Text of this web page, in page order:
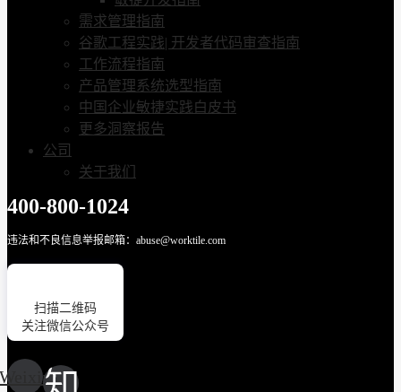
需求管理指南
谷歌工程实践| 开发者代码审查指南
工作流程指南
产品管理系统选型指南
中国企业敏捷实践白皮书
更多洞察报告
公司
关于我们
400-800-1024
违法和不良信息举报邮箱：abuse@worktile.com
扫描二维码
关注微信公众号
Weixin